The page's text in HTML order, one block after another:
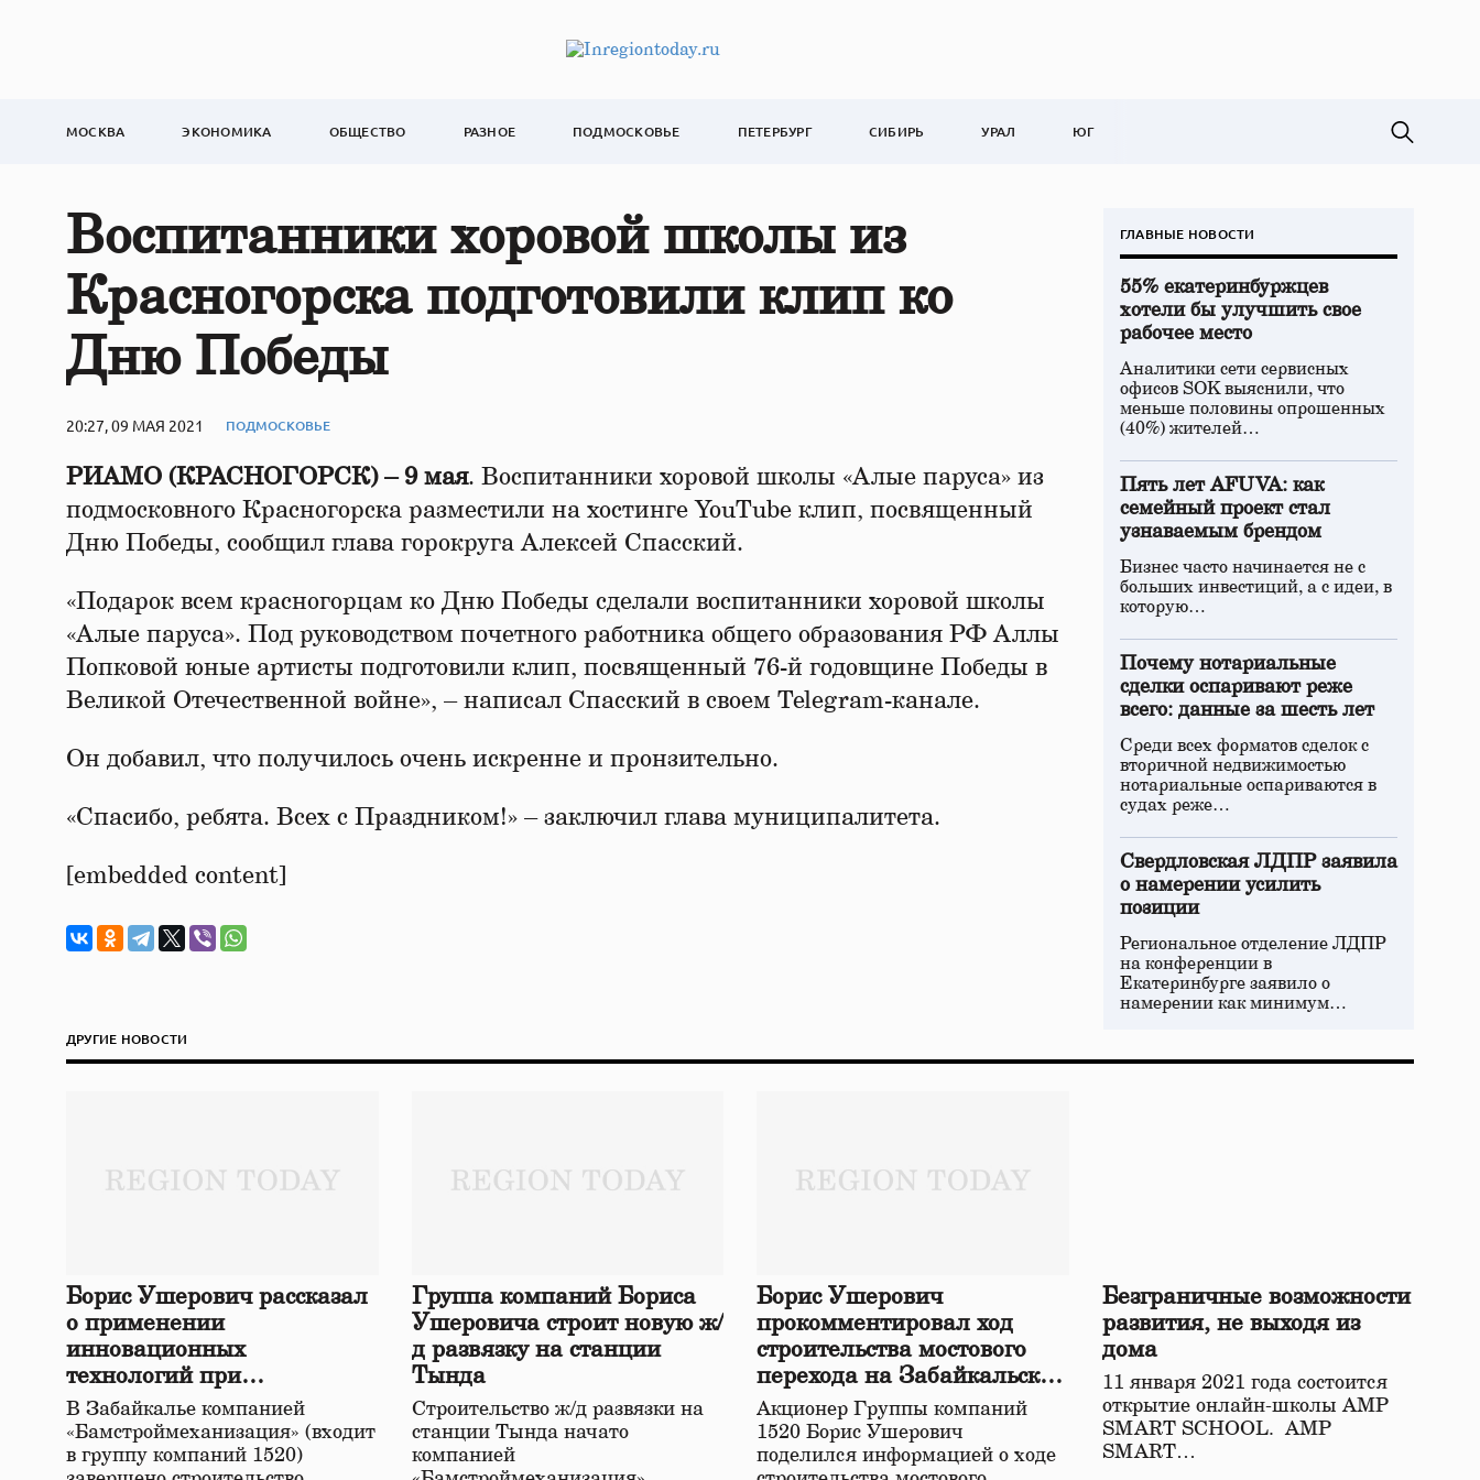
МОСКВА ЭКОНОМИКА ОБЩЕСТВО РАЗНОЕ ПОДМОСКОВЬЕ ПЕТЕРБУРГ СИБИРЬ УРАЛ ЮГ
Воспитанники хоровой школы из
Красногорска подготовили клип ко
Дню Победы
20:27, 09 МАЯ 2021 ПОДМОСКОВЬЕ
РИАМО (КРАСНОГОРСК) – 9 мая. Воспитанники хоровой школы «Алые паруса» из
подмосковного Красногорска разместили на хостинге YouTube клип, посвященный
Дню Победы, сообщил глава горокруга Алексей Спасский.
«Подарок всем красногорцам ко Дню Победы сделали воспитанники хоровой школы
«Алые паруса». Под руководством почетного работника общего образования РФ Аллы
Попковой юные артисты подготовили клип, посвященный 76-й годовщине Победы в
Великой Отечественной войне», – написал Спасский в своем Telegram-канале.
Он добавил, что получилось очень искренне и пронзительно.
«Спасибо, ребята. Всех с Праздником!» – заключил глава муниципалитета.
[embedded content]
ГЛАВНЫЕ НОВОСТИ
55% екатеринбуржцев
хотели бы улучшить свое
рабочее место
Аналитики сети сервисных
офисов SOK выяснили, что
меньше половины опрошенных
(40%) жителей…
Пять лет AFUVA: как
семейный проект стал
узнаваемым брендом
Бизнес часто начинается не с
больших инвестиций, а с идеи, в
которую…
Почему нотариальные
сделки оспаривают реже
всего: данные за шесть лет
Среди всех форматов сделок с
вторичной недвижимостью
нотариальные оспариваются в
судах реже…
Свердловская ЛДПР заявила
о намерении усилить
позиции
Региональное отделение ЛДПР
на конференции в
Екатеринбурге заявило о
намерении как минимум…
ДРУГИЕ НОВОСТИ
Борис Ушерович рассказал
о применении
инновационных
технологий при
строительстве нового моста
в Забайкалье
В Забайкалье компанией
«Бамстроймеханизация» (входит
в группу компаний 1520)
Группа компаний Бориса
Ушеровича строит новую ж/
д развязку на станции
Тында
Строительство ж/д развязки на
станции Тында начато
компанией
Борис Ушерович
прокомментировал ход
строительства мостового
перехода на Забайкальской
железной дороге
Акционер Группы компаний
1520 Борис Ушерович
поделился информацией о ходе
Безграничные возможности
развития, не выходя из
дома
11 января 2021 года состоится
открытие онлайн-школы АМР
SMART SCHOOL. АМР
SMART…